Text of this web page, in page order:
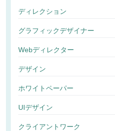
ディレクション
グラフィックデザイナー
Webディレクター
デザイン
ホワイトペーパー
UIデザイン
クライアントワーク